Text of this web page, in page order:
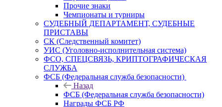
Прочие знаки
Чемпионаты и турниры
СУДЕБНЫЙ ДЕПАРТАМЕНТ, СУДЕБНЫЕ
ПРИСТАВЫ
СК (Следственный комитет)
УИС (Уголовно-исполнительная система)
ФСО, СПЕЦСВЯЗЬ, КРИПТОГРАФИЧЕСКАЯ
СЛУЖБА
ФСБ (Федеральная служба безопасности)
Назад
ФСБ (Федеральная служба безопасности)
Награды ФСБ РФ